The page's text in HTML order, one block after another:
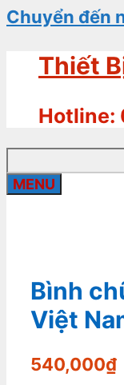
Chuyển đến
Thiết
Hotline:
MENU
Bình
Việt
540,000₫